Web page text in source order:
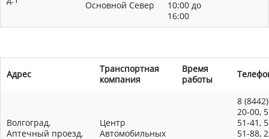
Основной Север
10:00 до
16:00
Адрес
Транспортная
компания
Время
работы
Волгоград,
Аптечный проезд,
Центр
Автомобильных
8
20-00,
51-41,
51-88,